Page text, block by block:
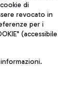
P.
Fiumicino (RM)
di
revocato in
per i
(accessibile